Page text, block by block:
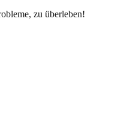
zu überleben!